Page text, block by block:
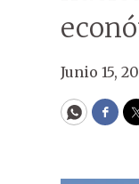
Junio 15,